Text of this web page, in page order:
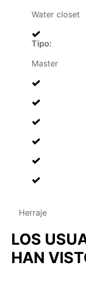
Water closet
Tipo:
Master
Herraje
LOS
HAN